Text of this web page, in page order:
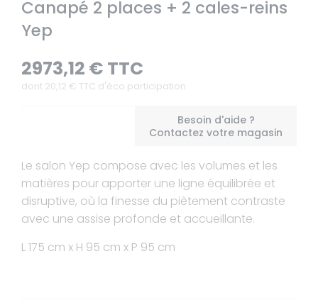
Canapé 2 places + 2 cales-reins
Yep
2973,12 € TTC
dont 20,12 € TTC d'éco participation
Besoin d'aide ?
Contactez votre magasin
Le salon Yep compose avec les volumes et les
matières pour apporter une ligne équilibrée et
disruptive, où la finesse du piètement contraste
avec une assise profonde et accueillante.
L 175 cm x H 95 cm x P 95 cm